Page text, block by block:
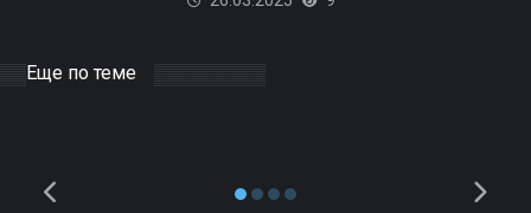
Еще по теме
электроэнергии для
на базе ИИ